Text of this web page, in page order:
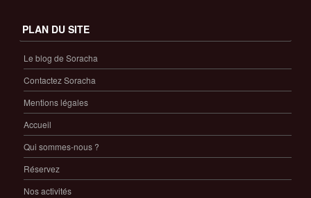
PLAN DU SITE
Le blog de Soracha
Contactez Soracha
Mentions légales
Accueil
Qui sommes-nous ?
Réservez
Nos activités